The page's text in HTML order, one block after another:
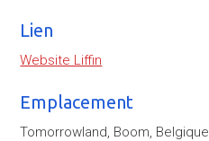
Lien
Website Liffin
Emplacement
Tomorrowland, Boom, Belgique